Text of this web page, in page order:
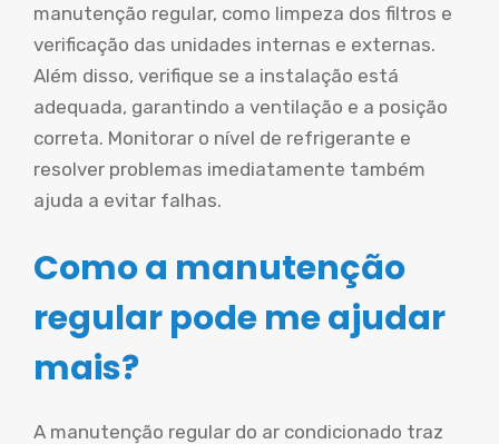
manutenção regular, como limpeza dos filtros e
verificação das unidades internas e externas.
Além disso, verifique se a instalação está
adequada, garantindo a ventilação e a posição
correta. Monitorar o nível de refrigerante e
resolver problemas imediatamente também
ajuda a evitar falhas.
Como a manutenção
regular pode me ajudar
mais?
A manutenção regular do ar condicionado traz